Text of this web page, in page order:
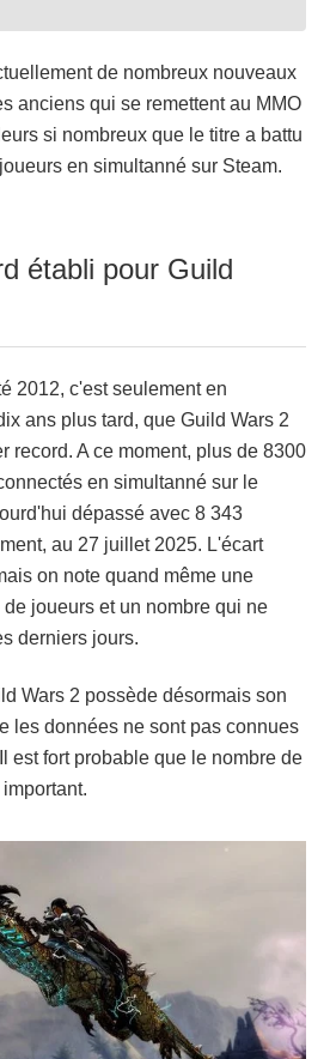
de nombreux nouveaux
anciens qui se remettent au MMO
si nombreux que le titre a battu
en simultanné sur Steam.
établi pour Guild
2012, c'est seulement en
ans plus tard, que Guild Wars 2
record. A ce moment, plus de 8300
en simultanné sur le
dépassé avec 8 343
au 27 juillet 2025. L'écart
on note quand même une
joueurs et un nombre qui ne
derniers jours.
Wars 2 possède désormais son
les données ne sont pas connues
est fort probable que le nombre de